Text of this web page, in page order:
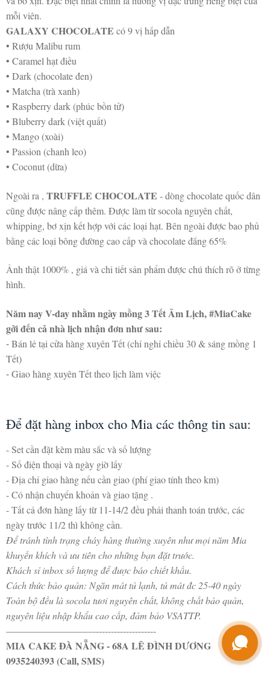
mỗi viên.
GALAXY CHOCOLATE có 9 vị hấp dẫn
• Rượu Malibu rum
• Caramel hạt điều
• Dark (chocolate đen)
• Matcha (trà xanh)
• Raspberry dark (phúc bồn tử)
• Bluberry dark (việt quất)
• Mango (xoài)
• Passion (chanh leo)
• Coconut (dừa)
Ngoài ra , TRUFFLE CHOCOLATE - dòng chocolate quốc dân
cũng được nâng cấp thêm. Được làm từ socola nguyên chất,
whipping, bơ xịn kết hợp với các loại hạt. Bên ngoài được bao phủ
bằng các loại bông đường cao cấp và chocolate đắng 65%
Ảnh thật 1000% , giá và chi tiết sản phẩm được chú thích rõ ở từng
hình.
Năm nay V-day nhằm ngày mồng 3 Tết Âm Lịch, #MiaCake
gởi đến cả nhà lịch nhận đơn như sau:
⁃ Bán lẻ tại cửa hàng xuyên Tết (chỉ nghỉ chiều 30 & sáng mồng 1
Tết)
⁃ Giao hàng xuyên Tết theo lịch làm việc
Để đặt hàng inbox cho Mia các thông tin sau:
- Set cần đặt kèm màu sắc và số lượng
- Số điện thoại và ngày giờ lấy
- Địa chỉ giao hàng nếu cần giao (phí giao tính theo km)
- Có nhận chuyển khoản và giao tặng .
- Tất cả đơn hàng lấy từ 11-14/2 đều phải thanh toán trước, các
ngày trước 11/2 thì không cần.
Để tránh tình trạng cháy hàng thường xuyên như mọi năm Mia
khuyến khích và ưu tiên cho những bạn đặt trước.
Khách sỉ inbox số lượng để được báo chiết khấu.
Cách thức bảo quản: Ngăn mát tủ lạnh, tủ mát đc 25-40 ngày
Toàn bộ đều là socola tươi nguyên chất, không chất bảo quản,
nguyên liệu nhập khẩu cao cấp, đảm bảo VSATTP.
—————————---------------------
MIA CAKE ĐÀ NẴNG - 68A LÊ ĐÌNH DƯƠNG
0935240393 (Call, SMS)